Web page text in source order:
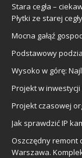
Stara cegła –
Płytki ze starej
Mocna gałąź
Podstawowy
Wysoko w górę:
Projekt w
Projekt czasowej
Jak sprawdzić IP
Oszczędny remont
Warszawa.